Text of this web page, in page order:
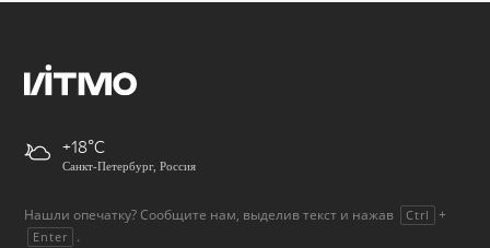
+18
Санкт-Петербург, Россия
Нашли опечатку? Сообщите нам, выделив текст и нажав Ctrl +
Enter .